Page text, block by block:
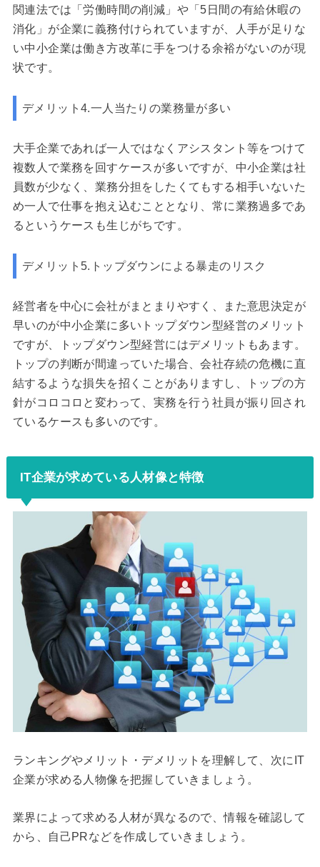
関連法では「労働時間の削減」や「5日間の有給休暇の
消化」が企業に義務付けられていますが、人手が足りな
い中小企業は働き方改革に手をつける余裕がないのが現
状です。
デメリット4.一人当たりの業務量が多い
大手企業であれば一人ではなくアシスタント等をつけて
複数人で業務を回すケースが多いですが、中小企業は社
員数が少なく、業務分担をしたくてもする相手いないた
め一人で仕事を抱え込むこととなり、常に業務過多であ
るというケースも生じがちです。
デメリット5.トップダウンによる暴走のリスク
経営者を中心に会社がまとまりやすく、また意思決定が
早いのが中小企業に多いトップダウン型経営のメリット
ですが、トップダウン型経営にはデメリットもあます。
トップの判断が間違っていた場合、会社存続の危機に直
結するような損失を招くことがありますし、トップの方
針がコロコロと変わって、実務を行う社員が振り回され
ているケースも多いのです。
IT企業が求めている人材像と特徴
ランキングやメリット・デメリットを理解して、次にIT
企業が求める人物像を把握していきましょう。
業界によって求める人材が異なるので、情報を確認して
から、自己PRなどを作成していきましょう。